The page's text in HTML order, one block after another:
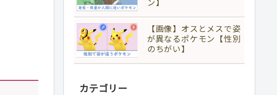
【画像】オスとメスで姿
が異なるポケモン【性別
のちがい】
カテゴリー